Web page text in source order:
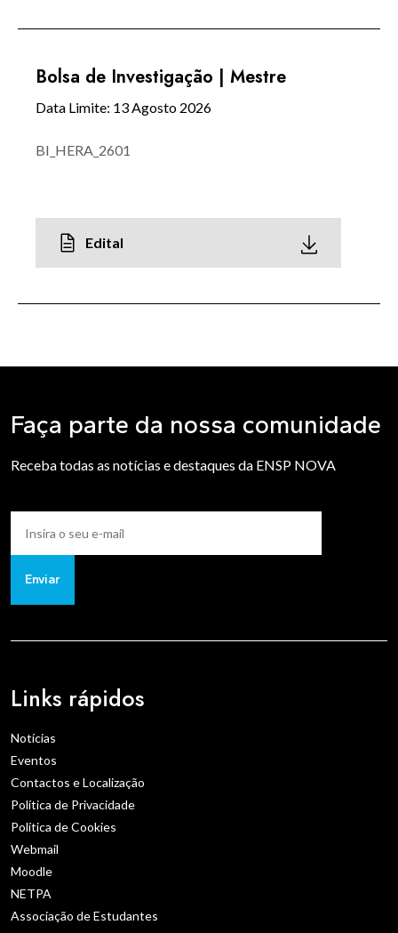
Bolsa de Investigação | Mestre
Data Limite: 13 Agosto 2026
BI_HERA_2601
Edital
Faça parte da nossa comunidade
Receba todas as notícias e destaques da ENSP NOVA
Enviar
Links rápidos
Notícias
Eventos
Contactos e Localização
Política de Privacidade
Política de Cookies
Webmail
Moodle
NETPA
Associação de Estudantes